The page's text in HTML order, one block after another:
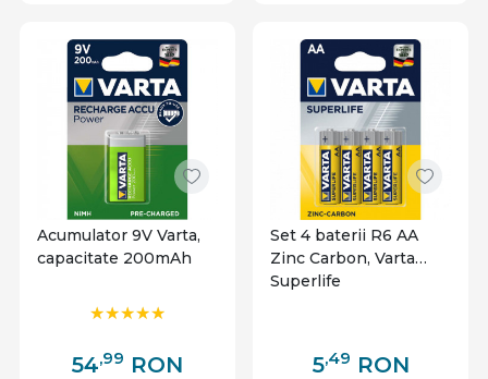
Acumulator 9V Varta,
capacitate 200mAh
54,99 RON
Set 4 baterii R6 AA
Zinc Carbon, Varta
Superlife
5,49 RON